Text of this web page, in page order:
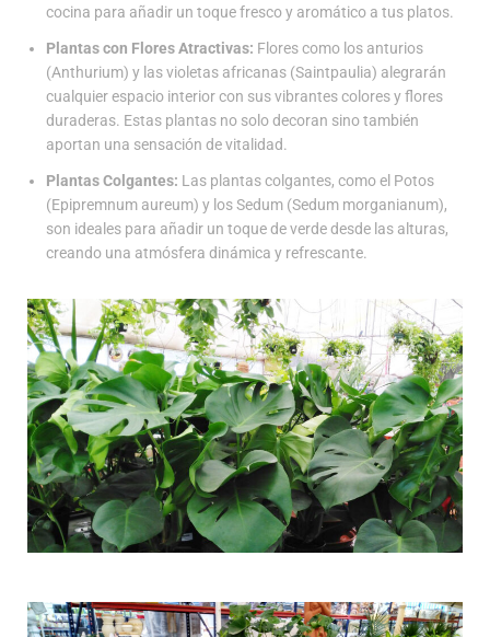
cocina para añadir un toque fresco y aromático a tus platos.
Plantas con Flores Atractivas: Flores como los anturios
(Anthurium) y las violetas africanas (Saintpaulia) alegrarán
cualquier espacio interior con sus vibrantes colores y flores
duraderas. Estas plantas no solo decoran sino también
aportan una sensación de vitalidad.
Plantas Colgantes: Las plantas colgantes, como el Potos
(Epipremnum aureum) y los Sedum (Sedum morganianum),
son ideales para añadir un toque de verde desde las alturas,
creando una atmósfera dinámica y refrescante.